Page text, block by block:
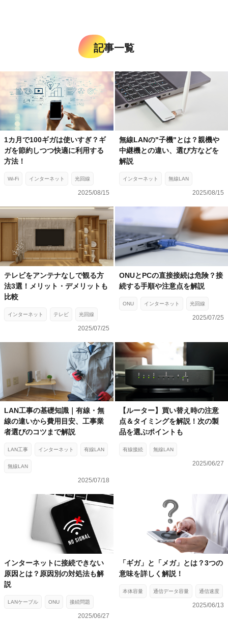
記事一覧
1カ月で100ギガは使いすぎ？ギ
ガを節約しつつ快適に利用する
方法！
Wi-Fi インターネット 光回線
2025/08/15
無線LANの"子機"とは？親機や
中継機との違い、選び方などを
解説
インターネット 無線LAN
2025/08/15
テレビをアンテナなしで観る方
法3選！メリット・デメリットも
比較
インターネット テレビ 光回線
2025/07/25
ONUとPCの直接接続は危険？接
続する手順や注意点を解説
ONU インターネット 光回線
2025/07/25
LAN工事の基礎知識｜有線・無
線の違いから費用目安、工事業
者選びのコツまで解説
LAN工事 インターネット 有線LAN
無線LAN
2025/07/18
【ルーター】買い替え時の注意
点＆タイミングを解説！次の製
品を選ぶポイントも
有線接続 無線LAN
2025/06/27
インターネットに接続できない
原因とは？原因別の対処法も解
説
LANケーブル ONU 接続問題
2025/06/27
「ギガ」と「メガ」とは？3つの
意味を詳しく解説！
本体容量 通信データ容量 通信速度
2025/06/13